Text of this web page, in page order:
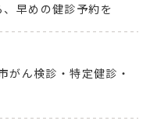
、早めの健診予約を
ん検診・特定健診・